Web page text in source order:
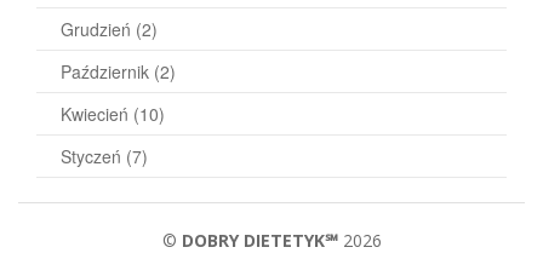
Grudzień (2)
Październik (2)
Kwiecień (10)
Styczeń (7)
© DOBRY DIETETYK℠2026